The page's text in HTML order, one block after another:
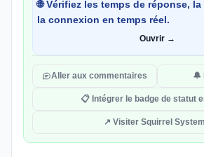
🌐 Vérifiez les temps de réponse,
la connexion en temps réel.
Ouvrir →
Aller aux commentaires 🔔
📋 Intégrer le badge de statut
↗ Visiter Squirrel